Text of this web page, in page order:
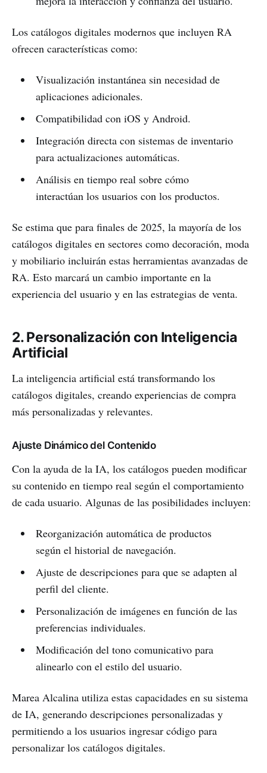
Los catálogos digitales modernos que incluyen RA
ofrecen características como:
Visualización instantánea sin necesidad de
aplicaciones adicionales.
Compatibilidad con iOS y Android.
Integración directa con sistemas de inventario
para actualizaciones automáticas.
Análisis en tiempo real sobre cómo
interactúan los usuarios con los productos.
Se estima que para finales de 2025, la mayoría de los
catálogos digitales en sectores como decoración, moda
y mobiliario incluirán estas herramientas avanzadas de
RA. Esto marcará un cambio importante en la
experiencia del usuario y en las estrategias de venta.
2. Personalización con Inteligencia
Artificial
La inteligencia artificial está transformando los
catálogos digitales, creando experiencias de compra
más personalizadas y relevantes.
Ajuste Dinámico del Contenido
Con la ayuda de la IA, los catálogos pueden modificar
su contenido en tiempo real según el comportamiento
de cada usuario. Algunas de las posibilidades incluyen:
Reorganización automática de productos
según el historial de navegación.
Ajuste de descripciones para que se adapten al
perfil del cliente.
Personalización de imágenes en función de las
preferencias individuales.
Modificación del tono comunicativo para
alinearlo con el estilo del usuario.
Marea Alcalina utiliza estas capacidades en su sistema
de IA, generando descripciones personalizadas y
permitiendo a los usuarios ingresar código para
personalizar los catálogos digitales.